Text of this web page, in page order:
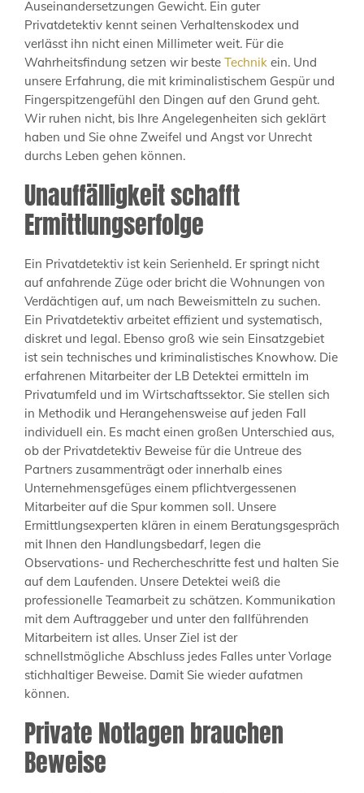
Auseinandersetzungen Gewicht. Ein guter
Privatdetektiv kennt seinen Verhaltenskodex und
verlässt ihn nicht einen Millimeter weit. Für die
Wahrheitsfindung setzen wir beste Technik ein. Und
unsere Erfahrung, die mit kriminalistischem Gespür und
Fingerspitzengefühl den Dingen auf den Grund geht.
Wir ruhen nicht, bis Ihre Angelegenheiten sich geklärt
haben und Sie ohne Zweifel und Angst vor Unrecht
durchs Leben gehen können.
Unauffälligkeit schafft
Ermittlungserfolge
Ein Privatdetektiv ist kein Serienheld. Er springt nicht
auf anfahrende Züge oder bricht die Wohnungen von
Verdächtigen auf, um nach Beweismitteln zu suchen.
Ein Privatdetektiv arbeitet effizient und systematisch,
diskret und legal. Ebenso groß wie sein Einsatzgebiet
ist sein technisches und kriminalistisches Knowhow. Die
erfahrenen Mitarbeiter der LB Detektei ermitteln im
Privatumfeld und im Wirtschaftssektor. Sie stellen sich
in Methodik und Herangehensweise auf jeden Fall
individuell ein. Es macht einen großen Unterschied aus,
ob der Privatdetektiv Beweise für die Untreue des
Partners zusammenträgt oder innerhalb eines
Unternehmensgefüges einem pflichtvergessenen
Mitarbeiter auf die Spur kommen soll. Unsere
Ermittlungsexperten klären in einem Beratungsgespräch
mit Ihnen den Handlungsbedarf, legen die
Observations- und Rechercheschritte fest und halten Sie
auf dem Laufenden. Unsere Detektei weiß die
professionelle Teamarbeit zu schätzen. Kommunikation
mit dem Auftraggeber und unter den fallführenden
Mitarbeitern ist alles. Unser Ziel ist der
schnellstmögliche Abschluss jedes Falles unter Vorlage
stichhaltiger Beweise. Damit Sie wieder aufatmen
können.
Private Notlagen brauchen
Beweise